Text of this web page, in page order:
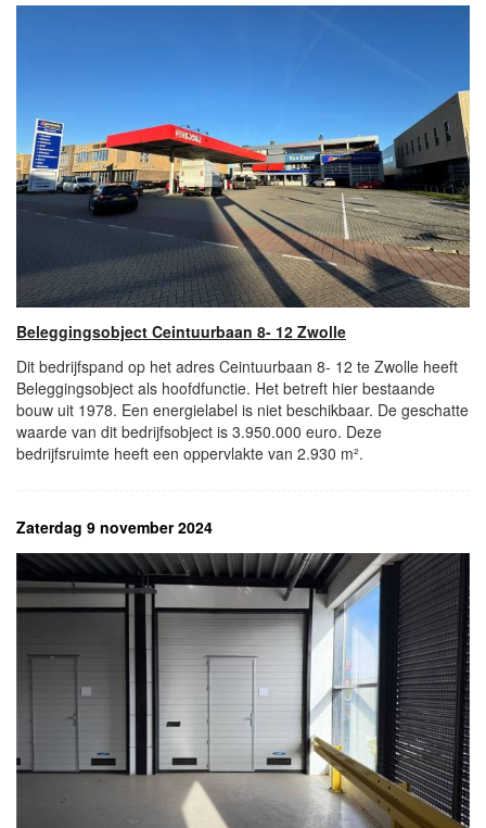
Beleggingsobject Ceintuurbaan 8- 12 Zwolle
Dit bedrijfspand op het adres Ceintuurbaan 8- 12 te Zwolle heeft
Beleggingsobject als hoofdfunctie. Het betreft hier bestaande
bouw uit 1978. Een energielabel is niet beschikbaar. De geschatte
waarde van dit bedrijfsobject is 3.950.000 euro. Deze
bedrijfsruimte heeft een oppervlakte van 2.930 m².
Zaterdag 9 november 2024